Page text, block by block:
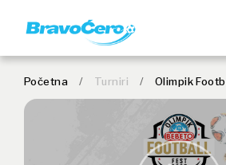
Početna / Turniri / Olimpik